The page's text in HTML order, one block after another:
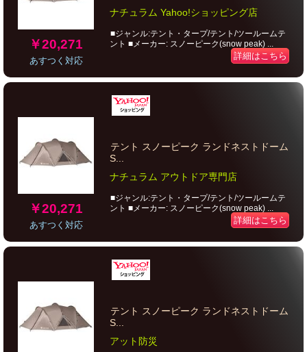
￥20,271
あすつく対応
ナチュラム Yahoo!ショッピング店
■ジャンル:テント・タープ/テント/ツールームテ
ント ■メーカー: スノーピーク(snow peak) ...
詳細はこちら
￥20,271
あすつく対応
テント スノーピーク ランドネストドーム
S...
ナチュラム アウトドア専門店
■ジャンル:テント・タープ/テント/ツールームテ
ント ■メーカー: スノーピーク(snow peak) ...
詳細はこちら
テント スノーピーク ランドネストドーム
S...
アット防災